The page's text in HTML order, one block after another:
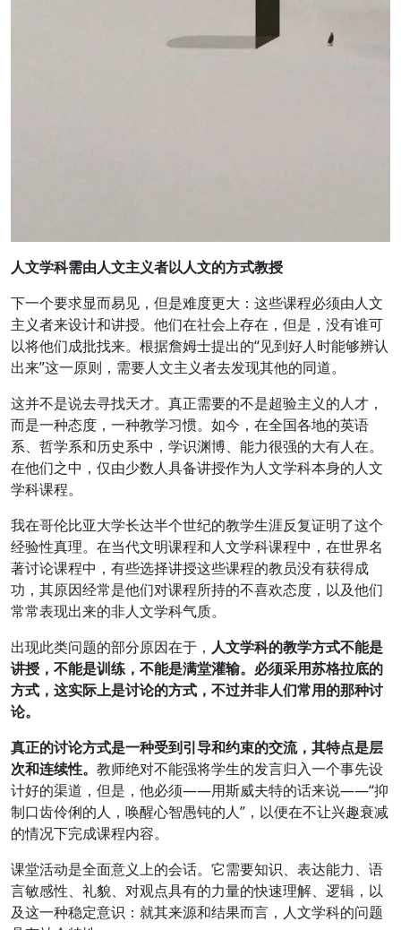
人文学科需由人文主义者以人文的方式教授
下一个要求显而易见，但是难度更大：这些课程必须由人文
主义者来设计和讲授。他们在社会上存在，但是，没有谁可
以将他们成批找来。根据詹姆士提出的“见到好人时能够辨认
出来”这一原则，需要人文主义者去发现其他的同道。
这并不是说去寻找天才。真正需要的不是超验主义的人才，
而是一种态度，一种教学习惯。如今，在全国各地的英语
系、哲学系和历史系中，学识渊博、能力很强的大有人在。
在他们之中，仅由少数人具备讲授作为人文学科本身的人文
学科课程。
我在哥伦比亚大学长达半个世纪的教学生涯反复证明了这个
经验性真理。在当代文明课程和人文学科课程中，在世界名
著讨论课程中，有些选择讲授这些课程的教员没有获得成
功，其原因经常是他们对课程所持的不喜欢态度，以及他们
常常表现出来的非人文学科气质。
出现此类问题的部分原因在于， 人文学科的教学方式不能是
讲授，不能是训练，不能是满堂灌输。必须采用苏格拉底的
方式，这实际上是讨论的方式，不过并非人们常用的那种讨
论。
真正的讨论方式是一种受到引导和约束的交流，其特点是层
次和连续性。 教师绝对不能强将学生的发言归入一个事先设
计好的渠道，但是，他必须——用斯威夫特的话来说——“抑
制口齿伶俐的人，唤醒心智愚钝的人”，以便在不让兴趣衰减
的情况下完成课程内容。
课堂活动是全面意义上的会话。它需要知识、表达能力、语
言敏感性、礼貌、对观点具有的力量的快速理解、逻辑，以
及这一种稳定意识：就其来源和结果而言，人文学科的问题